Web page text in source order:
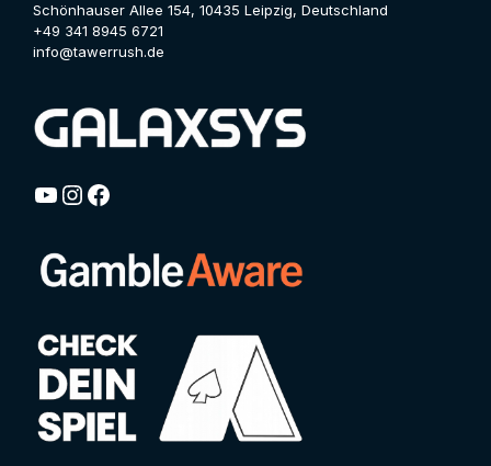
Schönhauser Allee 154, 10435 Leipzig, Deutschland
+49 341 8945 6721
info@tawerrush.de
YouTube
Instagram
Facebook